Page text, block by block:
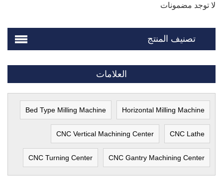
لا توجد مضمونات
تصنيف المنتج
العلامات
Horizontal Milling Machine
Bed Type Milling Machine
CNC Lathe
CNC Vertical Machining Center
CNC Gantry Machining Center
CNC Turning Center